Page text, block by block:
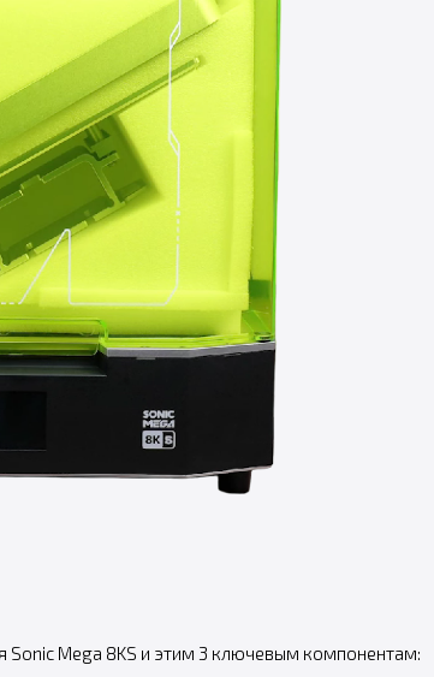
Sonic Mega 8KS и этим 3 ключевым компонентам: